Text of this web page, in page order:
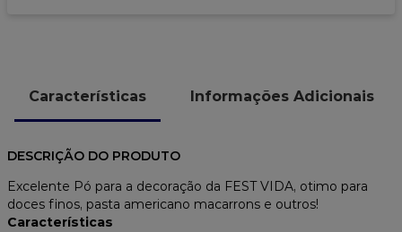
Características Informações Adicionais
DESCRIÇÃO DO PRODUTO
Excelente Pó para a decoração da FEST VIDA, otimo para
doces finos, pasta americano macarrons e outros!
Características